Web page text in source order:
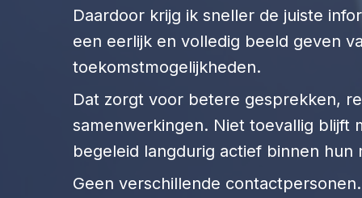
Daardoor krijg ik sneller de juiste
een eerlijk en volledig beeld geven
toekomstmogelijkheden.
Dat zorgt voor betere gesprekken,
samenwerkingen. Niet toevallig blijft
begeleid langdurig actief binnen hun
Geen verschillende